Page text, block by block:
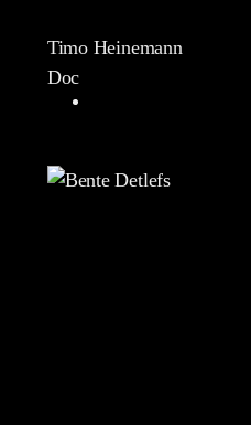
Timo Heinemann
Doc